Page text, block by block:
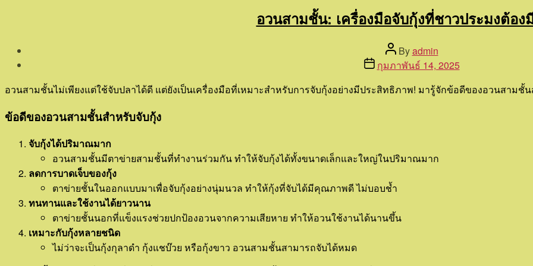
อวนสามชั้น: เครื่องมือจับกุ้งที่ชาวประมงต้อง
Post
author
Byadmin
Postกุมภาพันธ์ 14, 2025
อวนสามชั้นไม่เพียงแต่ใช้จับปลาได้ดี แต่ยังเป็นเครื่องมือที่เหมาะสำหรับการจับกุ้งอย่างมีประสิทธิภาพ! มารู้จักข้อดีของอวนสามชั้
ข้อดีของอวนสามชั้นสำหรับจับกุ้ง
จับกุ้งได้ปริมาณมาก
อวนสามชั้นมีตาข่ายสามชั้นที่ทำงานร่วมกัน ทำให้จับกุ้งได้ทั้งขนาดเล็กและใหญ่ในปริมาณมาก
ลดการบาดเจ็บของกุ้ง
ตาข่ายชั้นในออกแบบมาเพื่อจับกุ้งอย่างนุ่มนวล ทำให้กุ้งที่จับได้มีคุณภาพดี ไม่บอบช้ำ
ทนทานและใช้งานได้ยาวนาน
ตาข่ายชั้นนอกที่แข็งแรงช่วยปกป้องอวนจากความเสียหาย ทำให้อวนใช้งานได้นานขึ้น
เหมาะกับกุ้งหลายชนิด
ไม่ว่าจะเป็นกุ้งกุลาดำ กุ้งแชบ๊วย หรือกุ้งขาว อวนสามชั้นสามารถจับได้หมด